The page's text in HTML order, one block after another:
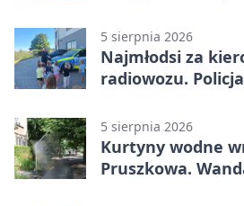
5 sierpnia 2026
Najmłodsi za
radiowozu.
5 sierpnia 2026
Kurtyny wodne
Pruszkowa.